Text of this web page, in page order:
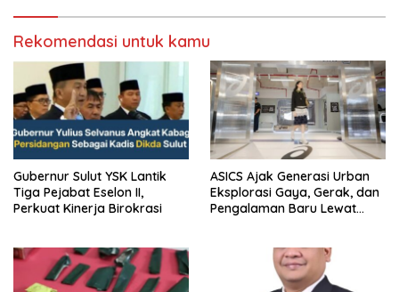
Rekomendasi untuk kamu
Gubernur Sulut YSK Lantik
Tiga Pejabat Eselon II,
Perkuat Kinerja Birokrasi
ASICS Ajak Generasi Urban
Eksplorasi Gaya, Gerak, dan
Pengalaman Baru Lewat